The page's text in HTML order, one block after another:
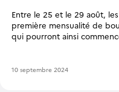
Entre le 25 et le 29 août,
première mensualité de
qui pourront ainsi
10 septembre 2024